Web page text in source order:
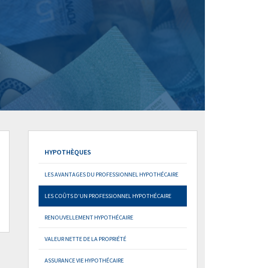
HYPOTHÈQUES
LES AVANTAGES DU PROFESSIONNEL HYPOTHÉCAIRE
LES COÛTS D’UN PROFESSIONNEL HYPOTHÉCAIRE
RENOUVELLEMENT HYPOTHÉCAIRE
VALEUR NETTE DE LA PROPRIÉTÉ
ASSURANCE VIE HYPOTHÉCAIRE